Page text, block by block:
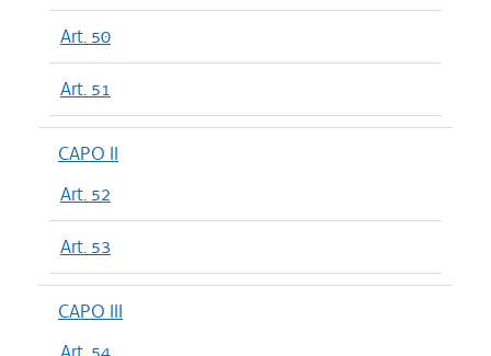
Art. 50
Art. 51
CAPO II
Art. 52
Art. 53
CAPO III